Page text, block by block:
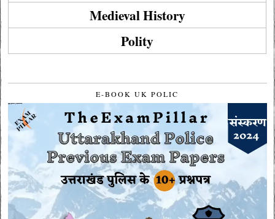
Medieval History
Polity
E-BOOK UK POLIC